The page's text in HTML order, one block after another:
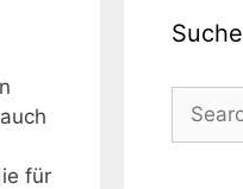
für
Suche
Search
for: